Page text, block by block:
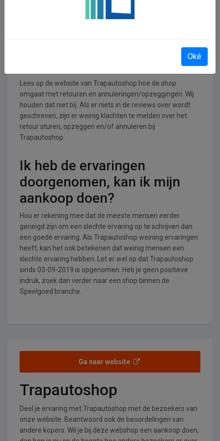
Trapautoshop is actief in de Speelgoed branche.
annuleren bij Trapautoshop
Lees op de website van Trapautoshop hoe de shop
omgaat met retouren en annuleringen/opzeggingen. Wij
houden dat niet bij. Als er niets in de reviews over wordt
geschreven, zijn er weinig klachten te melden over het
retour sturen, opzeggen en/of annuleren bij
Trapautoshop.
Ik heb de ervaringen
doorgenomen, kan ik mijn
aankoop doen?
Hou er rekening mee dat de meeste mensen eerder
geneigd zijn om een slechte ervaring op te schrijven dan
een goede ervaring. Als Trapautoshop weining ervaringen
heeft, kan het ook betekenen dat weinig mensen een
slechte ervaring hebben. Let er wel op dat Trapautoshop
sinds 03-09-2019 is opgenomen. Heb je geen positieve
indruk, zoek dan verder naar een shop binnen de
Speelgoed branche.
Ga naar website
Trapautoshop
Deel je ervaring met Trapautoshop met de bezoekers van
onze website. Beantwoord ook de beoordelingen van
andere kopers. Wil je bij deze webshop een aankoop doen,
Oké